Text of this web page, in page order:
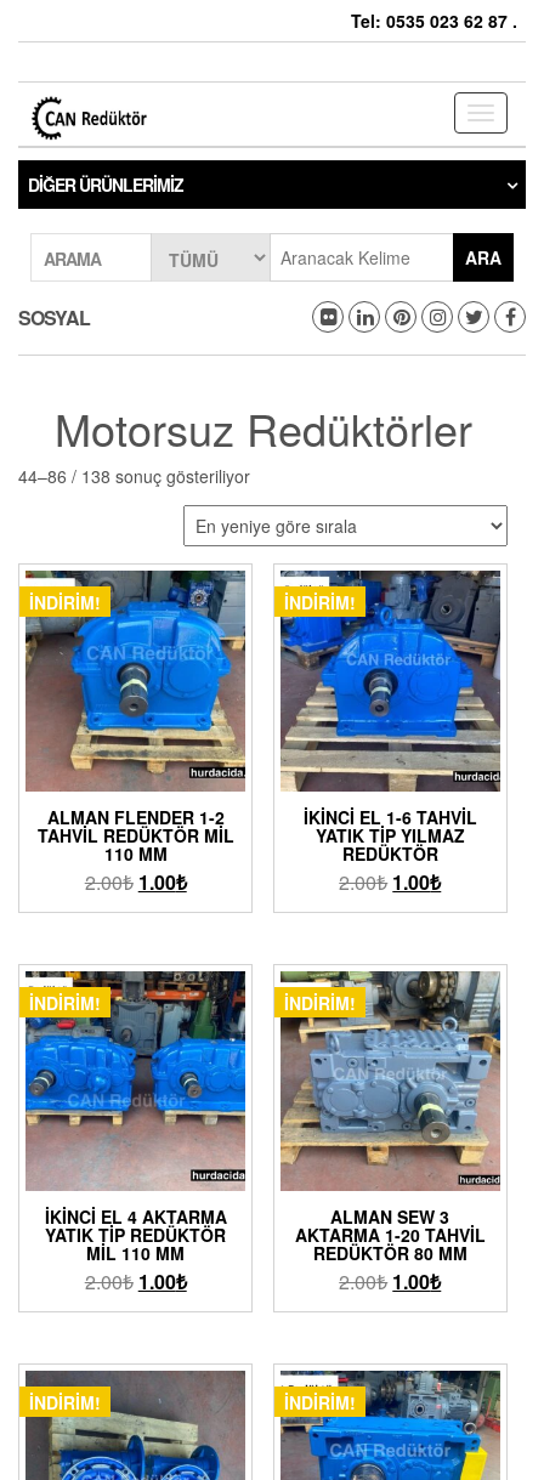
Tel: 0535 023 62 87 .
Toggle
DIĞER ÜRÜNLERIMIZ
ARAMA ARA
SOSYAL
Motorsuz Redüktörler
44–86 / 138 sonuç gösteriliyor
İNDIRIM!
ALMAN FLENDER 1-2
TAHVIL REDÜKTÖR MIL
110 MM
2.00₺ 1.00₺
İNDIRIM!
İKINCI EL 1-6 TAHVIL
YATIK TIP YILMAZ
REDÜKTÖR
2.00₺ 1.00₺
İNDIRIM!
İKINCI EL 4 AKTARMA
YATIK TIP REDÜKTÖR
MIL 110 MM
2.00₺ 1.00₺
İNDIRIM!
ALMAN SEW 3
AKTARMA 1-20 TAHVIL
REDÜKTÖR 80 MM
2.00₺ 1.00₺
İNDIRIM! İNDIRIM!